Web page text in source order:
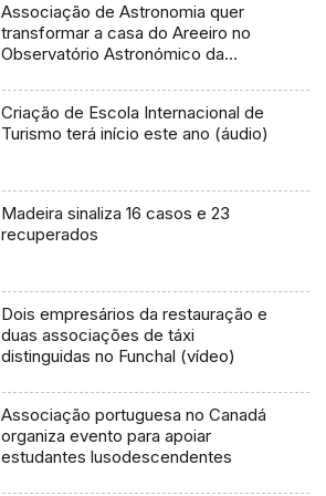
Associação de Astronomia quer
transformar a casa do Areeiro no
Observatório Astronómico da
Criação de Escola Internacional de
Turismo terá início este ano (áudio)
Madeira sinaliza 16 casos e 23
recuperados
Dois empresários da restauração e
duas associações de táxi
distinguidas no Funchal (vídeo)
Associação portuguesa no Canadá
organiza evento para apoiar
estudantes lusodescendentes